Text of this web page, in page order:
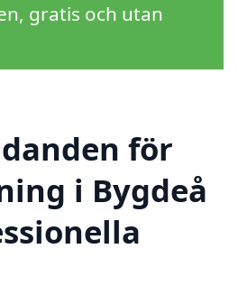
gratis och utan
för
i Bygdeå